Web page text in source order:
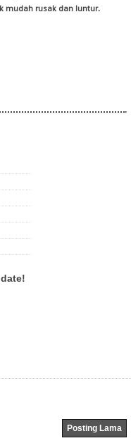
mudah rusak dan luntur.
Posting Lama